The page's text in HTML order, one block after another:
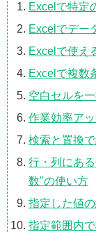
Excelで特定
Excelでデー
Excelで使え
Excelで複数
空白セルを
作業効率ア
検索と置換
行・列にあ
数"の使い方
指定した値
指定範囲内